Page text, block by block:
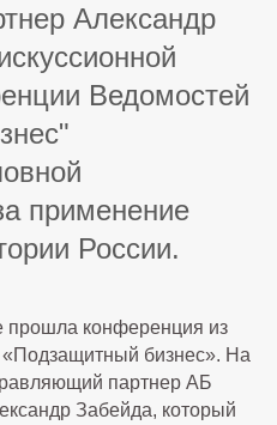
Александр
Ведомостей
применение
России.
прошла конференция из
бизнес». На
партнер АБ
Забейда, который